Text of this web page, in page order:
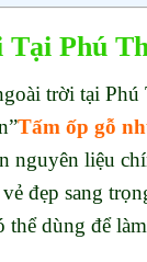
Phú
trời tại
Tấm ốp gỗ
nguyên liệu
đẹp sang
thể dùng để làm